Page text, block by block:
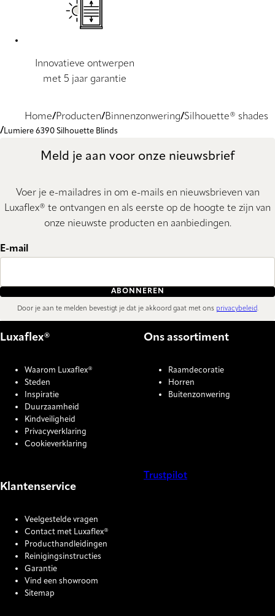
Innovatieve ontwerpen
met 5 jaar garantie
Home Producten Binnenzonwering Silhouette® shades
Lumiere 6390 Silhouette Blinds
Meld je aan voor onze nieuwsbrief
Voer je e-mailadres in om e-mails en nieuwsbrieven van
Luxaflex® te ontvangen en als eerste op de hoogte te zijn van
onze nieuwste producten en aanbiedingen.
E-mail
ABONNEREN
Door je aan te melden bevestigt je dat je akkoord gaat met ons privacybeleid.
Luxaflex®
Waarom Luxaflex®
Steden
Inspiratie
Duurzaamheid
Kindveiligheid
Privacyverklaring
Cookieverklaring
Ons assortiment
Raamdecoratie
Horren
Buitenzonwering
Klantenservice
Veelgestelde vragen
Contact met Luxaflex®
Producthandleidingen
Reinigingsinstructies
Garantie
Vind een showroom
Sitemap
Trustpilot